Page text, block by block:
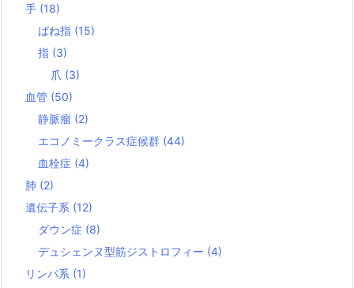
手 (18)
ばね指 (15)
指 (3)
爪 (3)
血管 (50)
静脈瘤 (2)
エコノミークラス症候群 (44)
血栓症 (4)
肺 (2)
遺伝子系 (12)
ダウン症 (8)
デュシェンヌ型筋ジストロフィー (4)
リンパ系 (1)